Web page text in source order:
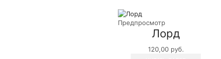
Предпросмотр
Лорд
120,00 руб.